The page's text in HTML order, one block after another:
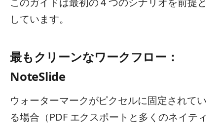
しています。
最もクリーンなワークフロー：
NoteSlide
ウォーターマークがピクセルに固定されてい
る場合（PDF エクスポートと多くのネイティ